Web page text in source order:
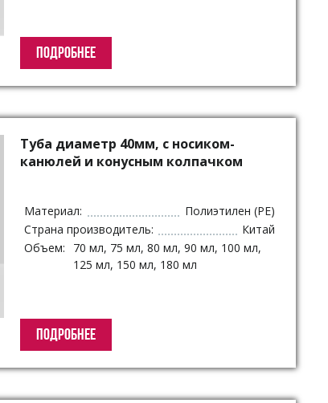
ПОДРОБНЕЕ
Туба диаметр 40мм, с носиком-
канюлей и конусным колпачком
Материал:
Полиэтилен (PE)
Страна производитель:
Китай
Объем:
70 мл, 75 мл, 80 мл, 90 мл, 100 мл,
125 мл, 150 мл, 180 мл
ПОДРОБНЕЕ